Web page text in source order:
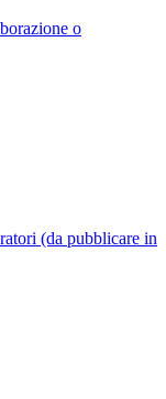
o
(da pubblicare in